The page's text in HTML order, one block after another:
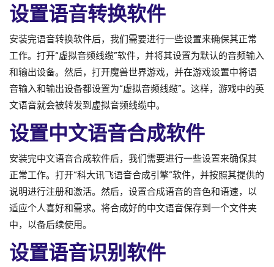
设置语音转换软件
安装完语音转换软件后，我们需要进行一些设置来确保其正常
工作。打开“虚拟音频线缆”软件，并将其设置为默认的音频输入
和输出设备。然后，打开魔兽世界游戏，并在游戏设置中将语
音输入和输出设备都设置为“虚拟音频线缆”。这样，游戏中的英
文语音就会被转发到虚拟音频线缆中。
设置中文语音合成软件
安装完中文语音合成软件后，我们需要进行一些设置来确保其
正常工作。打开“科大讯飞语音合成引擎”软件，并按照其提供的
说明进行注册和激活。然后，设置合成语音的音色和语速，以
适应个人喜好和需求。将合成好的中文语音保存到一个文件夹
中，以备后续使用。
设置语音识别软件